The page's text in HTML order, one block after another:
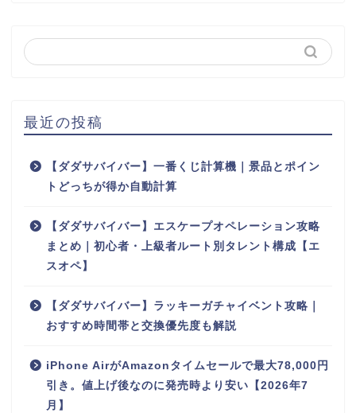
最近の投稿
【ダダサバイバー】一番くじ計算機｜景品とポイン
トどっちが得か自動計算
【ダダサバイバー】エスケープオペレーション攻略
まとめ｜初心者・上級者ルート別タレント構成【エ
スオペ】
【ダダサバイバー】ラッキーガチャイベント攻略｜
おすすめ時間帯と交換優先度も解説
iPhone AirがAmazonタイムセールで最大78,000円
引き。値上げ後なのに発売時より安い【2026年7
月】